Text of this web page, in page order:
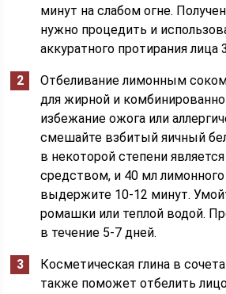
минут на слабом огне.
нужно процедить и
аккуратного протирания лица
Отбеливание лимонным
для жирной и
избежание ожога или
смешайте взбитый яичный
в некоторой степени
средством, и 40 мл
выдержите 10-12 минут.
ромашки или теплой водой.
в течение 5-7 дней.
Косметическая глина в
также поможет отбелить